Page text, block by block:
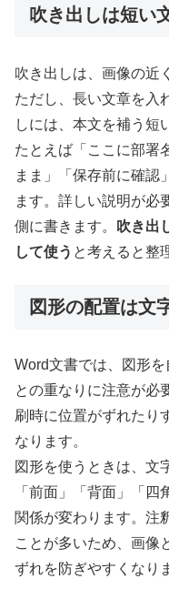
吹き出しは短い
吹き出しは、画像の近
ただし、長い文章を入
しには、本文を補う短
たとえば「ここに部署
まま」「保存前に確認
ます。詳しい説明が必
側に書きます。
吹き出
して使う と考えると整
図形の配置は文
Word文書では、図形
との重なりに注意が必
刷時に位置がずれたり
なります。
図形を使うときは、文
「前面」「背面」「
関係が変わります。注
ことが多いため、画像
ずれを防ぎやすくなり